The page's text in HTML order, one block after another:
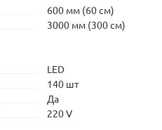
600 мм (60 см)
3000 мм (300 см)
LED
140 шт
Да
220 V